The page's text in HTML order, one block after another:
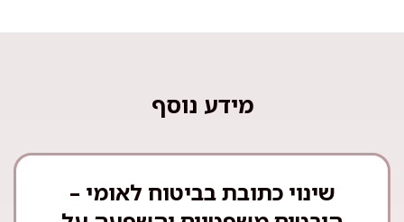
מידע נוסף
שינוי כתובת בביטוח לאומי –